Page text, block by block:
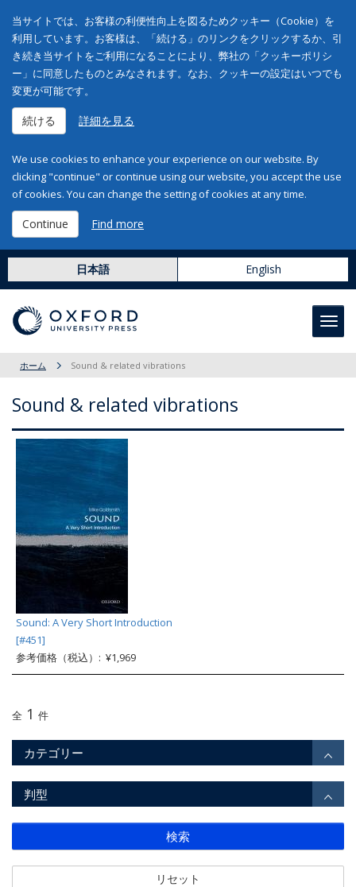
当サイトでは、お客様の利便性向上を図るためクッキー（Cookie）を
利用しています。お客様は、「続ける」のリンクをクリックするか、引
き続き当サイトをご利用になることにより、弊社の「クッキーポリシ
ー」に同意したものとみなされます。なお、クッキーの設定はいつでも
変更が可能です。
続ける 詳細を見る
We use cookies to enhance your experience on our website. By
clicking "continue" or continue using our website, you accept the use
of cookies. You can change the setting of cookies at any time.
Continue Find more
日本語 English
ホーム Sound & related vibrations
Sound & related vibrations
Sound: A Very Short Introduction
[#451]
参考価格（税込）: ¥1,969
全 1 件
カテゴリー
判型
検索
リセット